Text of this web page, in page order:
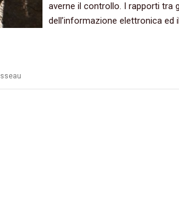
averne il controllo. I rapporti tra
dell’informazione elettronica ed